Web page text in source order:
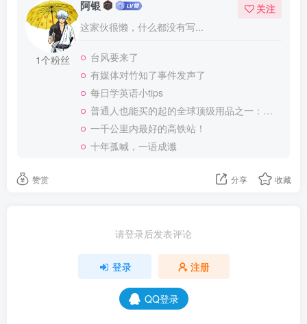
1个粉丝
阿银
这家伙很懒，什么都没有写...
关注
台风要来了
有媒体对竹知了事件发声了
每日学英语小tips
普通人也能买的起的全球顶级用品之一：WD-40润滑除锈剂！
一千公里内最好的高铁站！
十年孤喊，一语成谶
赞赏 分享 收藏
请登录后发表评论
登录 注册
QQ登录